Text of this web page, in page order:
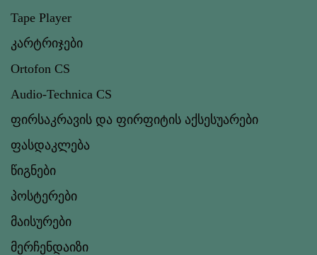
Tape Player
კარტრიჯები
Ortofon CS
Audio-Technica CS
ფირსაკრავის და ფირფიტის აქსესუარები
ფასდაკლება
წიგნები
პოსტერები
მაისურები
მერჩენდაიზი